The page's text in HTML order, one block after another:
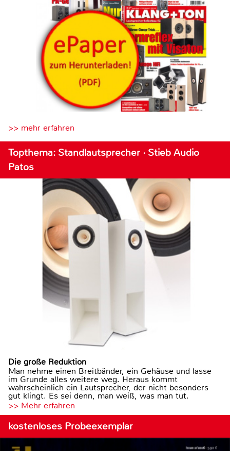
>> mehr erfahren
Topthema: Standlautsprecher · Stieb Audio
Patos
Die große Reduktion
Man nehme einen Breitbänder, ein Gehäuse und lasse
im Grunde alles weitere weg. Heraus kommt
wahrscheinlich ein Lautsprecher, der nicht besonders
gut klingt. Es sei denn, man weiß, was man tut.
>> Mehr erfahren
kostenloses Probeexemplar